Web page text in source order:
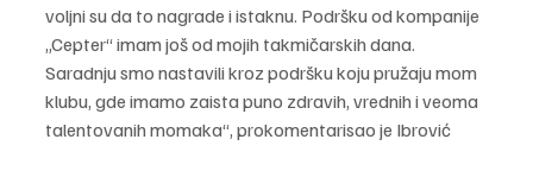
voljni su da to nagrade i istaknu. Podršku od kompanije
„Cepter“ imam još od mojih takmičarskih dana.
Saradnju smo nastavili kroz podršku koju pružaju mom
klubu, gde imamo zaista puno zdravih, vrednih i veoma
talentovanih momaka“, prokomentarisao je Ibrović